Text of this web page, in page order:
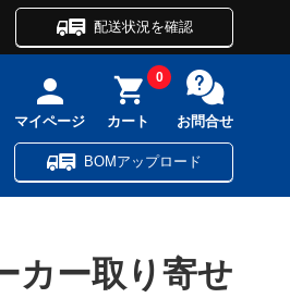
配送状況を確認
マイページ カート
0
お問合せ
BOMアップロード
カー取り寄せ